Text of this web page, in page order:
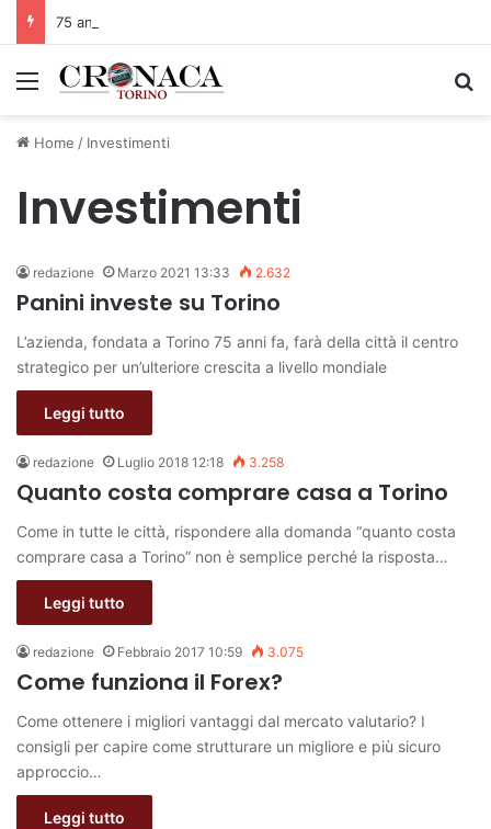
Menu
Home / Investimenti
Investimenti
redazione Marzo 2021 13:33 2.632
Panini investe su Torino
L’azienda, fondata a Torino 75 anni fa, farà della città il centro
strategico per un’ulteriore crescita a livello mondiale
Leggi tutto
redazione Luglio 2018 12:18 3.258
Quanto costa comprare casa a Torino
Come in tutte le città, rispondere alla domanda “quanto costa
comprare casa a Torino” non è semplice perché la risposta…
Leggi tutto
redazione Febbraio 2017 10:59 3.075
Come funziona il Forex?
Come ottenere i migliori vantaggi dal mercato valutario? I
consigli per capire come strutturare un migliore e più sicuro
approccio…
Leggi tutto